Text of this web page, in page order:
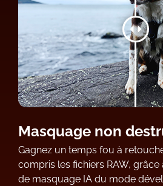
Masquage non
Gagnez un temps fou à
compris les fichiers RAW,
de masquage IA du mode